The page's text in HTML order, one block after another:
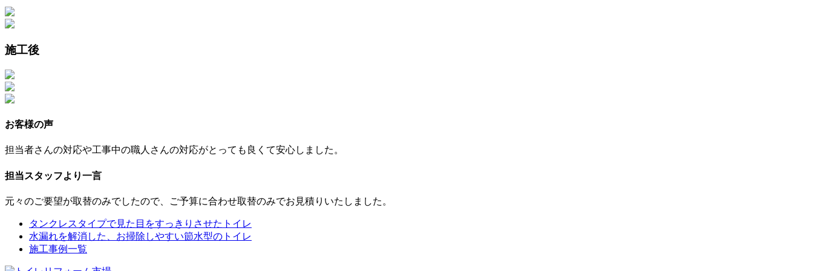
施工後
お客様の声
担当者さんの対応や工事中の職人さんの対応がとっても良くて安心しました。
担当スタッフより一言
元々のご要望が取替のみでしたので、ご予算に合わせ取替のみでお見積りいたしました。
タンクレスタイプで見た目をすっきりさせたトイレ
水漏れを解消した、お掃除しやすい節水型のトイレ
施工事例一覧